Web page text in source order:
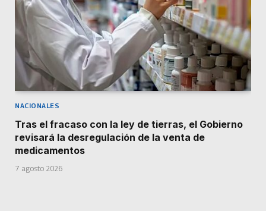
NACIONALES
Tras el fracaso con la ley de tierras, el Gobierno
revisará la desregulación de la venta de
medicamentos
7 agosto 2026